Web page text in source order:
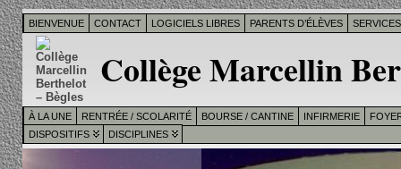
BIENVENUE CONTACT LOGICIELS LIBRES PARENTS D’ÉLÈVES
Collège Marcellin
À LA UNE RENTRÉE / SCOLARITÉ BOURSE / CANTINE INFIRMERIE
DISPOSITIFS
DISCIPLINES